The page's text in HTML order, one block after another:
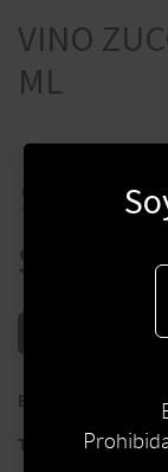
VINO
ML
$
$
BODEGA
TIPO DE VINO: